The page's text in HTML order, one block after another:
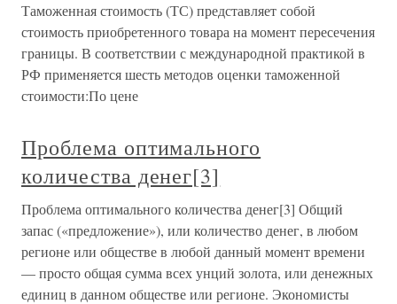
Таможенная стоимость (ТС) представляет собой
стоимость приобретенного товара на момент пересечения
границы. В соответствии с международной практикой в
РФ применяется шесть методов оценки таможенной
стоимости:По цене
Проблема оптимального
количества денег[3]
Проблема оптимального количества денег[3] Общий
запас («предложение»), или количество денег, в любом
регионе или обществе в любой данный момент времени
— просто общая сумма всех унций золота, или денежных
единиц в данном обществе или регионе. Экономисты